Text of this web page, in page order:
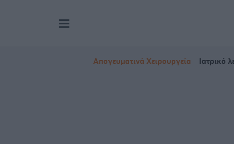
Απογευματινά Χειρουργεία Ιατρικό